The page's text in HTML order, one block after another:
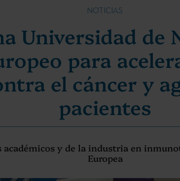
NOTICIAS
Universidad de
para
el cáncer y
pacientes
académicos y de la industria en
Europea